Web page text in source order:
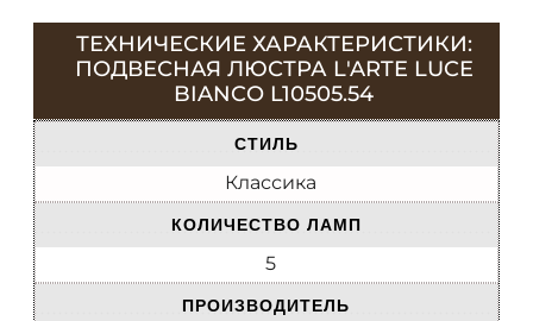
ТЕХНИЧЕСКИЕ ХАРАКТЕРИСТИКИ:
ПОДВЕСНАЯ ЛЮСТРА L'ARTE LUCE
BIANCO L10505.54
СТИЛЬ
Классика
КОЛИЧЕСТВО ЛАМП
5
ПРОИЗВОДИТЕЛЬ